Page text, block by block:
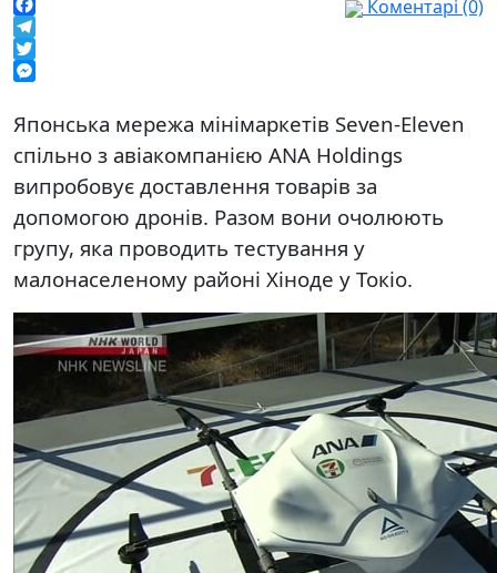
Facebook
Telegram
Twitter
Коментарі (0)
Японська мережа мінімаркетів Seven-Eleven
спільно з авіакомпанією ANA Holdings
випробовує доставлення товарів за
допомогою дронів. Разом вони очолюють
групу, яка проводить тестування у
малонаселеному районі Хіноде у Токіо.